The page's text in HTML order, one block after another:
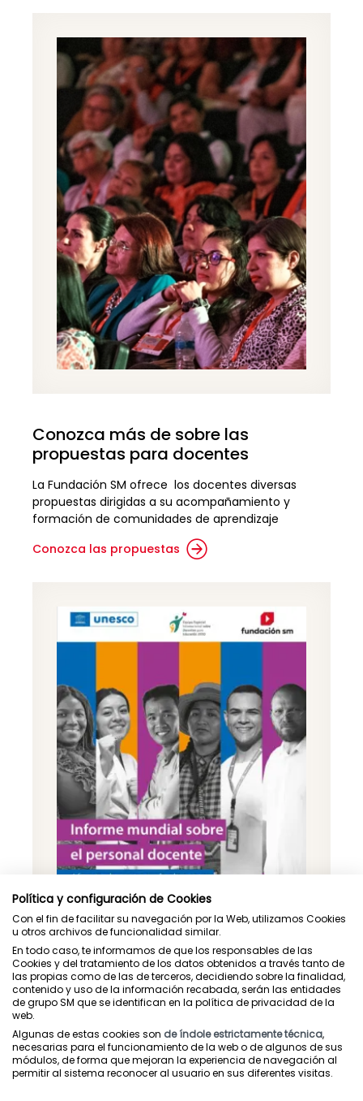
Conozca más de sobre las
propuestas para docentes
La Fundación SM ofrece los docentes diversas
propuestas dirigidas a su acompañamiento y
formación de comunidades de aprendizaje
Conozca las propuestas
Informe mundial de la profesión
docente
Las y los docentes son fundamentales para liberar
el potencial de cada estudiante y lograr el Objetivo
Política y configuración de Cookies
Con el fin de facilitar su navegación por la Web, utilizamos Cookies
u otros archivos de funcionalidad similar.
En todo caso, te informamos de que los responsables de las
Cookies y del tratamiento de los datos obtenidos a través tanto de
las propias como de las de terceros, decidiendo sobre la finalidad,
contenido y uso de la información recabada, serán las entidades
de grupo SM que se identifican en la política de privacidad de la
web.
Algunas de estas cookies son de índole estrictamente técnica,
necesarias para el funcionamiento de la web o de algunos de sus
módulos, de forma que mejoran la experiencia de navegación al
permitir al sistema reconocer al usuario en sus diferentes visitas.